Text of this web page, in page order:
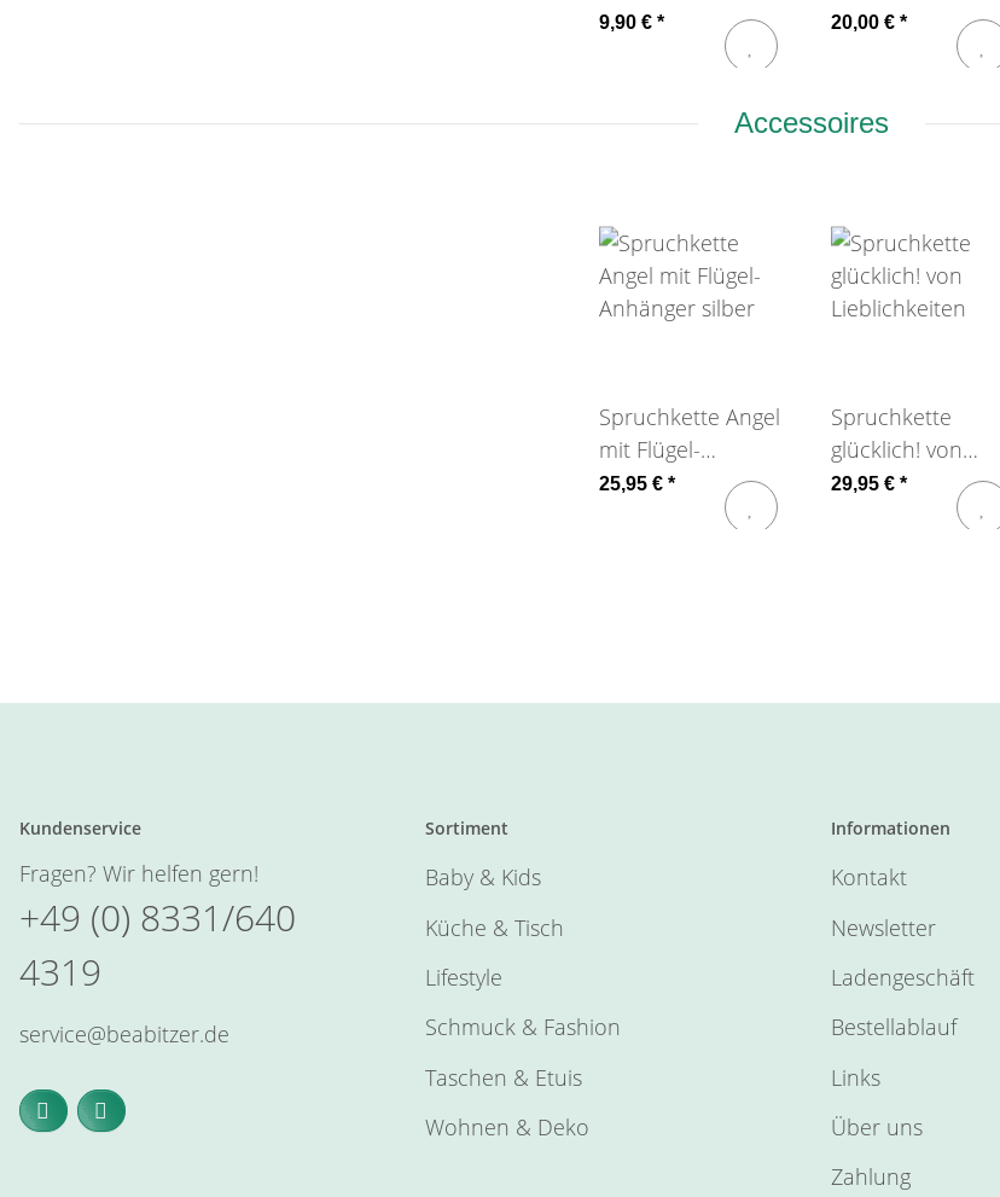
Buchstabenkette
oder Armband
9,90 € *
Buchstabenkette
20,00 € *
Accessoires
Spruchkette Angel
mit Flügel-
Anhänger silber
25,95 € *
Spruchkette
glücklich! von
Lieblichkeiten
29,95 € *
Kundenservice
Fragen? Wir helfen gern!
+49 (0) 8331/640
4319
service@beabitzer.de
Sortiment
Baby & Kids
Küche & Tisch
Lifestyle
Schmuck & Fashion
Taschen & Etuis
Wohnen & Deko
Informationen
Kontakt
Newsletter
Ladengeschäft
Bestellablauf
Links
Über uns
Zahlung